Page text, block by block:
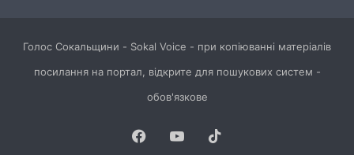
Голос Сокальщини - Sokal Voice - при копіюванні матеріалів
посилання на портал, відкрите для пошукових систем -
обов'язкове
Facebook
YouTube